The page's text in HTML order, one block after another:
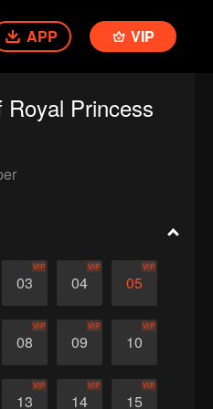
APP VIP
Royal Princess
03
VIP
04
VIP
05
VIP
08
VIP
09
VIP
10
VIP
13
VIP
14
VIP
15
VIP